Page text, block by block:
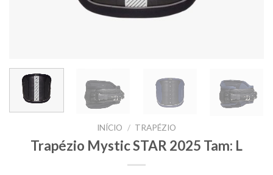
INÍCIO / TRAPÉZIO
Trapézio Mystic STAR 2025 Tam: L